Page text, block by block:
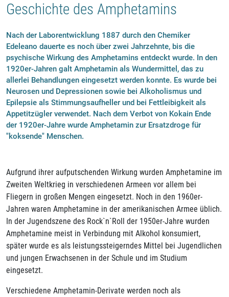
Geschichte des Amphetamins
Nach der Laborentwicklung 1887 durch den Chemiker
Edeleano dauerte es noch über zwei Jahrzehnte, bis die
psychische Wirkung des Amphetamins entdeckt wurde. In den
1920er-Jahren galt Amphetamin als Wundermittel, das zu
allerlei Behandlungen eingesetzt werden konnte. Es wurde bei
Neurosen und Depressionen sowie bei Alkoholismus und
Epilepsie als Stimmungsaufheller und bei Fettleibigkeit als
Appetitzügler verwendet. Nach dem Verbot von Kokain Ende
der 1920er-Jahre wurde Amphetamin zur Ersatzdroge für
"koksende" Menschen.
Aufgrund ihrer aufputschenden Wirkung wurden Amphetamine im
Zweiten Weltkrieg in verschiedenen Armeen vor allem bei
Fliegern in großen Mengen eingesetzt. Noch in den 1960er-
Jahren waren Amphetamine in der amerikanischen Armee üblich.
In der Jugendszene des Rock`n`Roll der 1950er-Jahre wurden
Amphetamine meist in Verbindung mit Alkohol konsumiert,
später wurde es als leistungssteigerndes Mittel bei Jugendlichen
und jungen Erwachsenen in der Schule und im Studium
eingesetzt.
Verschiedene Amphetamin-Derivate werden noch als